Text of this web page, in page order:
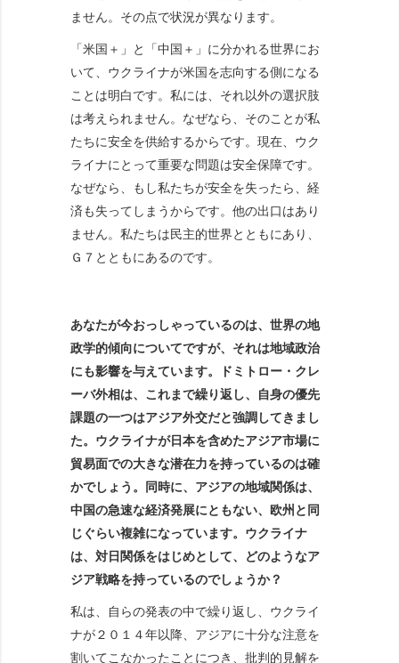
ません。その点で状況が異なります。
「米国＋」と「中国＋」に分かれる世界にお
いて、ウクライナが米国を志向する側になる
ことは明白です。私には、それ以外の選択肢
は考えられません。なぜなら、そのことが私
たちに安全を供給するからです。現在、ウク
ライナにとって重要な問題は安全保障です。
なぜなら、もし私たちが安全を失ったら、経
済も失ってしまうからです。他の出口はあり
ません。私たちは民主的世界とともにあり、
Ｇ７とともにあるのです。
あなたが今おっしゃっているのは、世界の地
政学的傾向についてですが、それは地域政治
にも影響を与えています。ドミトロー・クレ
ーバ外相は、これまで繰り返し、自身の優先
課題の一つはアジア外交だと強調してきまし
た。ウクライナが日本を含めたアジア市場に
貿易面での大きな潜在力を持っているのは確
かでしょう。同時に、アジアの地域関係は、
中国の急速な経済発展にともない、欧州と同
じぐらい複雑になっています。ウクライナ
は、対日関係をはじめとして、どのようなア
ジア戦略を持っているのでしょうか？
私は、自らの発表の中で繰り返し、ウクライ
ナが２０１４年以降、アジアに十分な注意を
割いてこなかったことにつき、批判的見解を